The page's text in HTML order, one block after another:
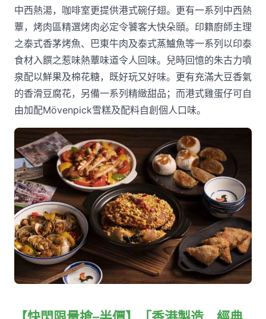
中西熱湯，咖啡室更提供港式碗仔翅。更有一系列中西熱
蕈，烤肉區精選烤肉必定令饕客大快朵頤。印籍廚師主理
之泰式香茅烤魚、巴東牛肉及泰式蒸鱸魚等一系列以印泰
食材入饌之惹味熱蕈味道令人回味。兒時回憶的朱古力噴
泉配以鮮果及棉花糖，既好玩又好味。更有充滿大豆香氣
的香滑豆腐花，另備一系列精緻甜品；而港式雞蛋仔可自
由加配Mövenpick雪糕及配料自創個人口味。